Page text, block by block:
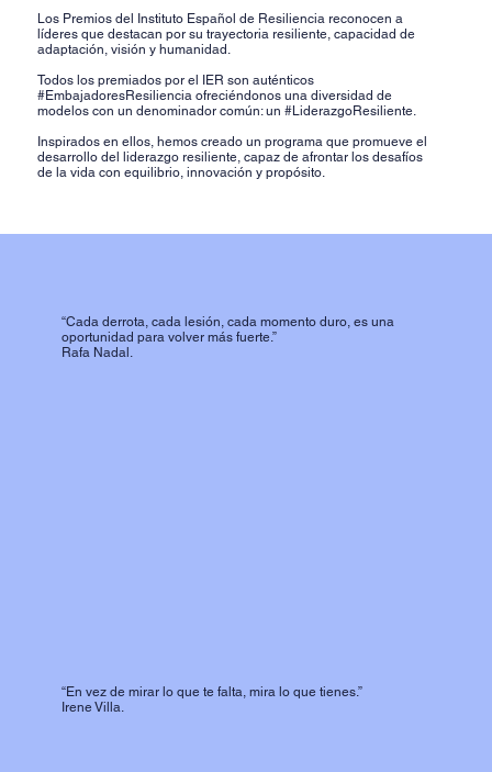
Los Premios del Instituto Español de Resiliencia reconocen a
líderes que destacan por su trayectoria resiliente, capacidad de
adaptación, visión y humanidad.
Todos los premiados por el IER son auténticos
#EmbajadoresResiliencia ofreciéndonos una diversidad de
modelos con un denominador común: un #LiderazgoResiliente.
Inspirados en ellos, hemos creado un programa que promueve el
desarrollo del liderazgo resiliente, capaz de afrontar los desafíos
de la vida con equilibrio, innovación y propósito.
“Cada derrota, cada lesión, cada momento duro, es una
oportunidad para volver más fuerte.”
Rafa Nadal.
“En vez de mirar lo que te falta, mira lo que tienes.”
Irene Villa.